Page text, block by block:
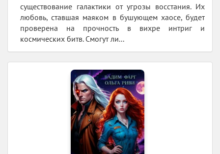
существование галактики от угрозы восстания. Их
любовь, ставшая маяком в бушующем хаосе, будет
проверена на прочность в вихре интриг и
космических битв. Смогут ли...